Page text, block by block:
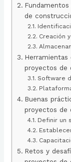
de
Creación
proyectos de
Software
Buenas
proyectos de
Definir un
Retos y